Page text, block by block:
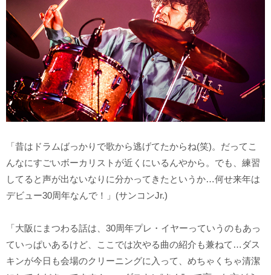
「昔はドラムばっかりで歌から逃げてたからね(笑)。だってこ
んなにすごいボーカリストが近くにいるんやから。でも、練習
してると声が出ないなりに分かってきたというか…何せ来年は
デビュー30周年なんで！」(サンコンJr.)
「大阪にまつわる話は、30周年プレ・イヤーっていうのもあっ
ていっぱいあるけど、ここでは次やる曲の紹介も兼ねて…ダス
キンが今日も会場のクリーニングに入って、めちゃくちゃ清潔